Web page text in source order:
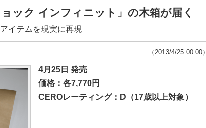
ック インフィニット」の木箱が届く
イテムを現実に再現
（2013/4/25 00:00）
4月25日 発売
価格：各7,770円
CEROレーティング：D（17歳以上対象）